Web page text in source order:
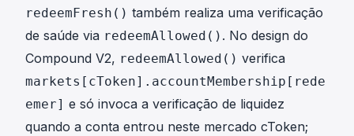
redeemFresh() também realiza uma verificação
de saúde via redeemAllowed() . No design do
Compound V2, redeemAllowed() verifica
markets[cToken].accountMembership[rede
emer] e só invoca a verificação de liquidez
quando a conta entrou neste mercado cToken;